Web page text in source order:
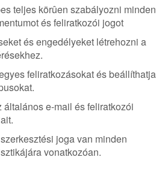
teljes körûen szabályozni minden
és feliratkozói jogot
és engedélyeket létrehozni a
feliratkozásokat és beállíthatja
általános e-mail és feliratkozói
joga van minden
vonatkozóan.